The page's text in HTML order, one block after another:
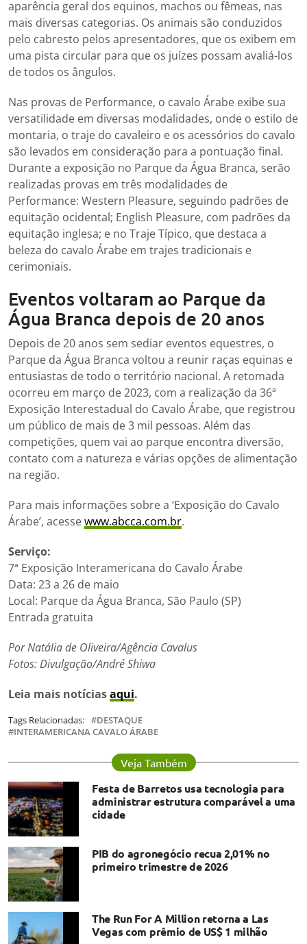
aparência geral dos equinos, machos ou fêmeas, nas
mais diversas categorias. Os animais são conduzidos
pelo cabresto pelos apresentadores, que os exibem em
uma pista circular para que os juízes possam avaliá-los
de todos os ângulos.
Nas provas de Performance, o cavalo Árabe exibe sua
versatilidade em diversas modalidades, onde o estilo de
montaria, o traje do cavaleiro e os acessórios do cavalo
são levados em consideração para a pontuação final.
Durante a exposição no Parque da Água Branca, serão
realizadas provas em três modalidades de
Performance: Western Pleasure, seguindo padrões de
equitação ocidental; English Pleasure, com padrões da
equitação inglesa; e no Traje Típico, que destaca a
beleza do cavalo Árabe em trajes tradicionais e
cerimoniais.
Eventos voltaram ao Parque da
Água Branca depois de 20 anos
Depois de 20 anos sem sediar eventos equestres, o
Parque da Água Branca voltou a reunir raças equinas e
entusiastas de todo o território nacional. A retomada
ocorreu em março de 2023, com a realização da 36ª
Exposição Interestadual do Cavalo Árabe, que registrou
um público de mais de 3 mil pessoas. Além das
competições, quem vai ao parque encontra diversão,
contato com a natureza e várias opções de alimentação
na região.
Para mais informações sobre a ‘Exposição do Cavalo
Árabe’, acessewww.abcca.com.br.
Serviço:
7ª Exposição Interamericana do Cavalo Árabe
Data: 23 a 26 de maio
Local: Parque da Água Branca, São Paulo (SP)
Entrada gratuita
Por Natália de Oliveira/Agência Cavalus
Fotos: Divulgação/André Shiwa
Leia mais notíciasaqui.
Tags Relacionadas:
DESTAQUE
INTERAMERICANA CAVALO ÁRABE
Veja Também
Festa de Barretos usa tecnologia para
administrar estrutura comparável a uma
cidade
PIB do agronegócio recua 2,01% no
primeiro trimestre de 2026
The Run For A Million retorna a Las
Vegas com prêmio de US$ 1 milhão